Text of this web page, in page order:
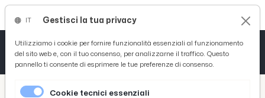
/ Picenotime
Gestisci la tua privacy
Utilizziamo i cookie per fornire funzionalità essenziali al funzionamento
del sito web e, con il tuo consenso, per analizzarne il traffico. Questo
pannello ti consente di esprimere le tue preferenze di consenso.
Cookie tecnici essenziali
Tutto News
Tutto Sport
Tutto Curiosità